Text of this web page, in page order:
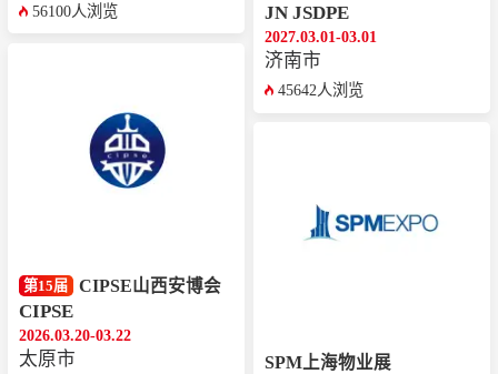
56100人浏览
第15届 CIPSE山西安博会
CIPSE
2026.03.20-03.22
太原市
JN JSDPE
2027.03.01-03.01
济南市
45642人浏览
SPM上海物业展